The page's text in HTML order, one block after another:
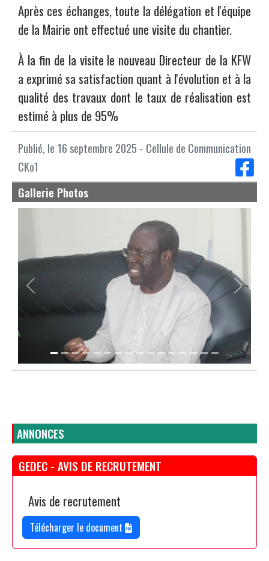
Après ces échanges, toute la délégation et l'équipe
de la Mairie ont effectué une visite du chantier.
À la fin de la visite le nouveau Directeur de la KFW
a exprimé sa satisfaction quant à l'évolution et à la
qualité des travaux dont le taux de réalisation est
estimé à plus de 95%
Publié, le 16 septembre 2025 - Cellule de Communication
CKo1
Gallerie Photos
Previous Next
ANNONCES
GEDEC - AVIS DE RECRUTEMENT
Avis de recrutement
Télécharger le document